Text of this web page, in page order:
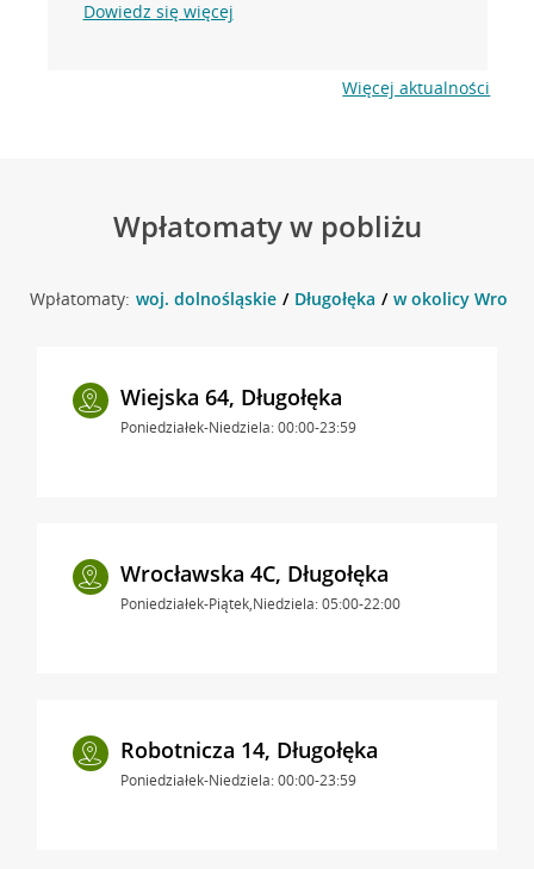
Dowiedz się więcej
Więcej aktualności
Wpłatomaty w pobliżu
Wpłatomaty: woj. dolnośląskie Długołęka w okolicy
Wiejska 64, Długołęka
Poniedziałek-Niedziela: 00:00-23:59
Wrocławska 4C, Długołęka
Poniedziałek-Piątek,Niedziela: 05:00-22:00
Robotnicza 14, Długołęka
Poniedziałek-Niedziela: 00:00-23:59